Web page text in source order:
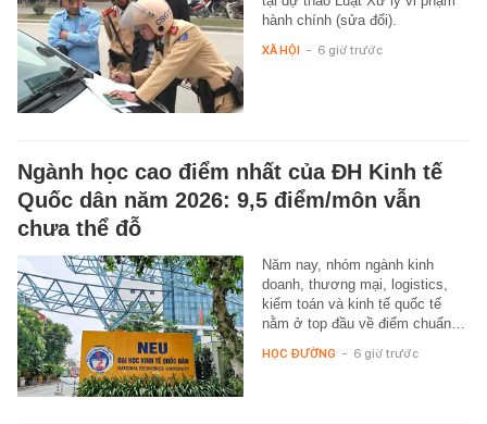
hành chính (sửa đổi).
XÃ HỘI - 6 giờ trước
Ngành học cao điểm nhất của ĐH Kinh tế
Quốc dân năm 2026: 9,5 điểm/môn vẫn
chưa thể đỗ
Năm nay, nhóm ngành kinh
doanh, thương mại, logistics,
kiểm toán và kinh tế quốc tế
nằm ở top đầu về điểm chuẩn…
HỌC ĐƯỜNG - 6 giờ trước